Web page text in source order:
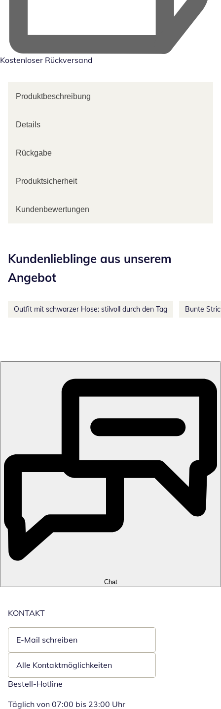
Kostenloser Rückversand
Produktbeschreibung
Details
Rückgabe
Produktsicherheit
Kundenbewertungen
Kundenlieblinge aus unserem
Angebot
Outfit mit schwarzer Hose: stilvoll durch den Tag Bunte
Chat
KONTAKT
E-Mail schreiben
Öffnet E-Mail-Client
Alle Kontaktmöglichkeiten
Bestell-Hotline
Täglich von 07:00 bis 23:00 Uhr